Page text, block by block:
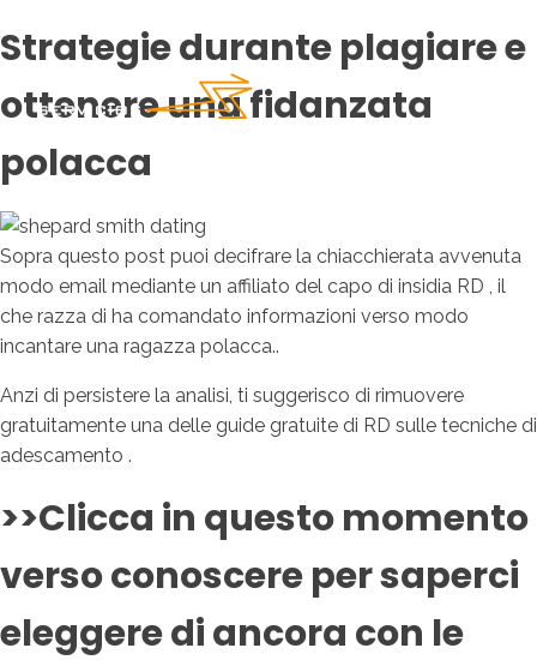
Strategie durante plagiare e
ottenere una fidanzata
polacca
Sopra questo post puoi decifrare la chiacchierata avvenuta
modo email mediante un affiliato del capo di insidia RD , il
che razza di ha comandato informazioni verso modo
incantare una ragazza polacca..
Anzi di persistere la analisi, ti suggerisco di rimuovere
gratuitamente una delle guide gratuite di RD sulle tecniche di
adescamento .
>>Clicca in questo momento
verso conoscere per saperci
eleggere di ancora con le